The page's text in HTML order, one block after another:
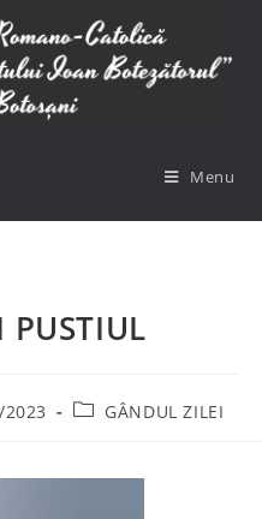
Menu
PUSTIUL
GÂNDUL ZILEI